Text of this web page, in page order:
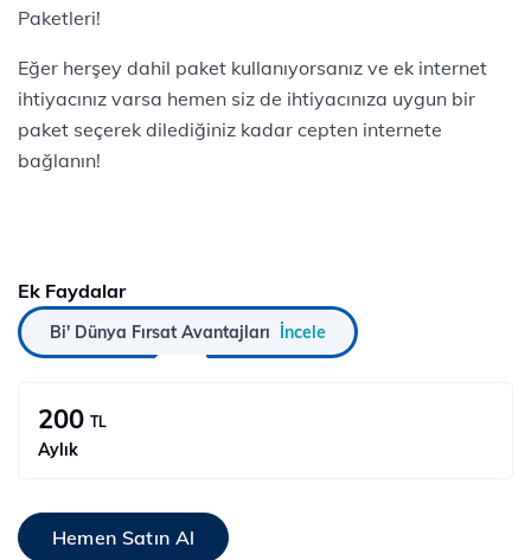
Paketleri!
Eğer herşey dahil paket kullanıyorsanız ve ek internet
ihtiyacınız varsa hemen siz de ihtiyacınıza uygun bir
paket seçerek dilediğiniz kadar cepten internete
bağlanın!
Ek Faydalar
Bi' Dünya Fırsat Avantajları İncele
200 TL
Aylık
Hemen Satın Al